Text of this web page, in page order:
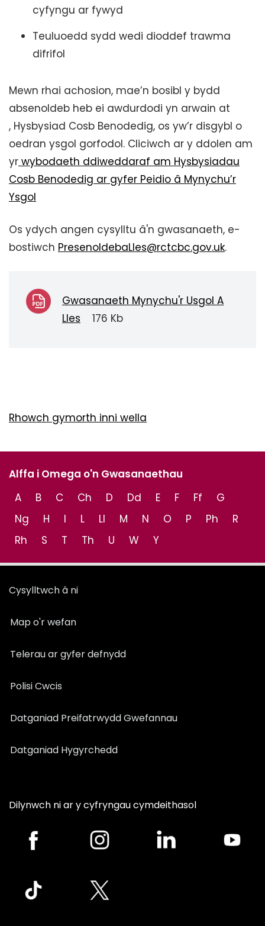
cyfyngu ar fywyd
Teuluoedd sydd wedi dioddef trawma
difrifol
Mewn rhai achosion, mae’n bosibl y bydd
absenoldeb heb ei awdurdodi yn arwain at
, Hysbysiad Cosb Benodedig, os yw’r disgybl o
oedran ysgol gorfodol. Cliciwch ar y ddolen am
yr wybodaeth ddiweddaraf am Hysbysiadau
Cosb Benodedig ar gyfer Peidio â Mynychu’r
Ysgol
Os ydych angen cysylltu â'n gwasanaeth, e-
bostiwch PresenoldebaLles@rctcbc.gov.uk.
Gwasanaeth Mynychu'r Usgol A
Lles
176 Kb
Rhowch gymorth inni wella
Alffa i Omega o'n Gwasanaethau
A
B C Ch D Dd E F Ff
G
Ng
H I L Ll M N O P Ph
R
Rh
S T Th U W Y
Cysylltwch â ni
Map o'r wefan
Telerau ar gyfer defnydd
Polisi Cwcis
Datganiad Preifatrwydd Gwefannau
Datganiad Hygyrchedd
Dilynwch ni ar y cyfryngau cymdeithasol